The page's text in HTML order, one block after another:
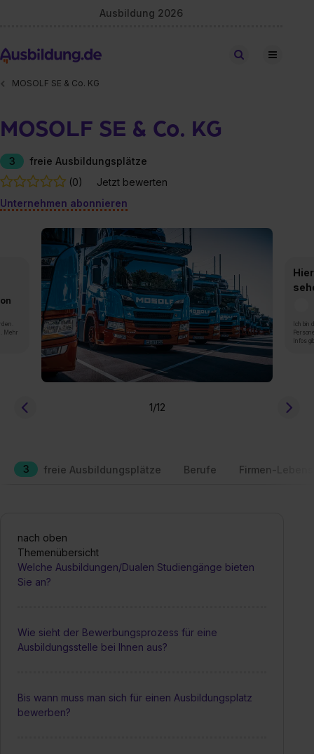
Ausbildung 2026
Stellen finden
MOSOLF SE & Co. KG
MOSOLF SE & Co. KG
3
freie Ausbildungsplätze
(0)
Jetzt bewerten
Unternehmen abonnieren
Mehr
Ich
Infos
1/12
3 freie Ausbildungsplätze Berufe Firmen-
nach oben
Themenübersicht
Welche Ausbildungen/Dualen Studiengänge bieten
Sie an?
Wie sieht der Bewerbungsprozess für eine
Ausbildungsstelle bei Ihnen aus?
Bis wann muss man sich für einen Ausbildungsplatz
bewerben?